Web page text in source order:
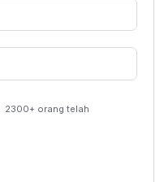
2300+ orang telah